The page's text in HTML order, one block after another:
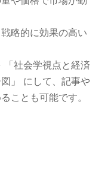
略的に効果の高い
「社会学視点と経済
」 にして、記事や
ことも可能です。